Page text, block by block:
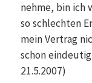
nehme, bin ich
so schlechten
mein Vertrag
schon
21.5.2007)